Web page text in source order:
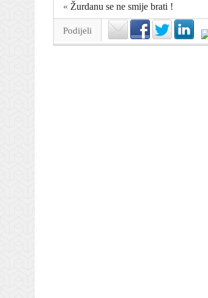
« Žurdanu se ne smije brati !
Podijeli